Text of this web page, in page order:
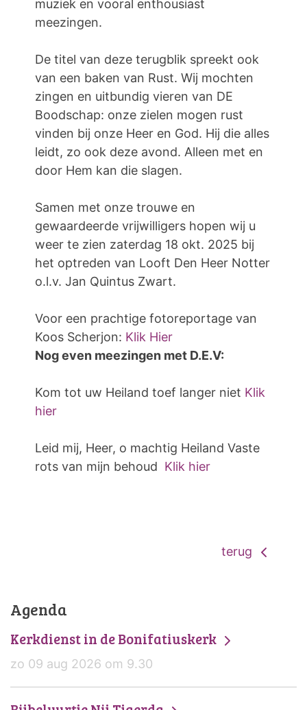
muziek en vooral enthousiast
meezingen.
De titel van deze terugblik spreekt ook
van een baken van Rust. Wij mochten
zingen en uitbundig vieren van DE
Boodschap: onze zielen mogen rust
vinden bij onze Heer en God. Hij die alles
leidt, zo ook deze avond. Alleen met en
door Hem kan die slagen.
Samen met onze trouwe en
gewaardeerde vrijwilligers hopen wij u
weer te zien zaterdag 18 okt. 2025 bij
het optreden van Looft Den Heer Notter
o.l.v. Jan Quintus Zwart.
Voor een prachtige fotoreportage van
Koos Scherjon: Klik Hier
Nog even meezingen met D.E.V:
Kom tot uw Heiland toef langer niet Klik
hier
Leid mij, Heer, o machtig Heiland Vaste
rots van mijn behoud Klik hier
terug
Agenda
Kerkdienst in de Bonifatiuskerk
zo 09 aug 2026 om 9.30